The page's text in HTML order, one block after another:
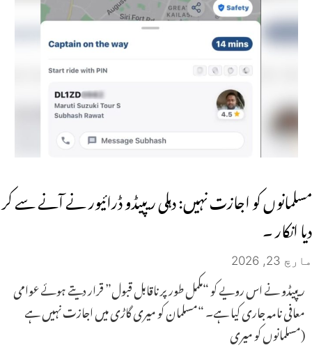
مسلمانوں کو اجازت نہیں: دہلی ریپیڈو ڈرائیور نے آنے سے کر
دیا انکار ۔
مارچ 23, 2026
ریپیڈو نے اس رویے کو “مکمل طور پر ناقابل قبول” قرار دیتے ہوئے عوامی
معافی نامہ جاری کیا ہے۔ “مسلمان کو میری گاڑی میں اجازت نہیں ہے
(مسلمانوں کو میری